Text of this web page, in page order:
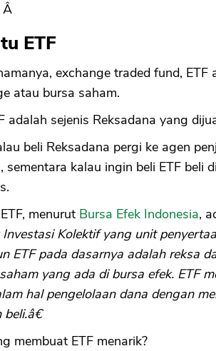
Â
ETF
exchange traded fund,
atau bursa saham.
adalah sejenis Reksadana yang
beli Reksadana pergi ke agen
sementara kalau ingin beli ETF beli
menurut Bursa Efek Indonesia,
Kolektif yang unit
ETF pada dasarnya adalah reksa
yang ada di bursa efek. ETF
hal pengelolaan dana dengan
membuat ETF menarik?